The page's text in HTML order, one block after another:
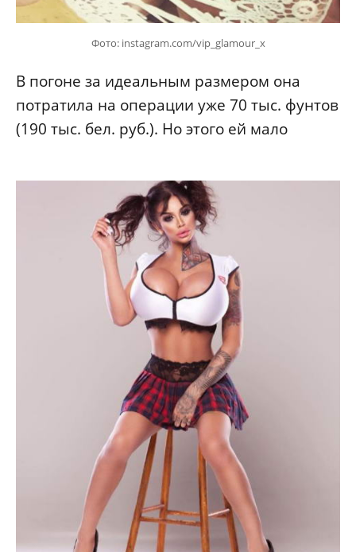
Фото: instagram.com/vip_glamour_x
В погоне за идеальным размером она
потратила на операции уже 70 тыс. фунтов
(190 тыс. бел. руб.). Но этого ей мало